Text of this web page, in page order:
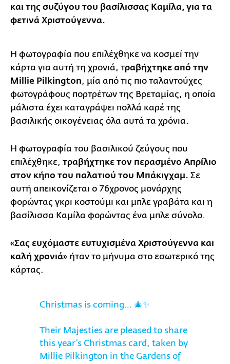
και της συζύγου του βασίλισσας Καμίλα, για τα
φετινά Χριστούγεννα.
Η φωτογραφία που επιλέχθηκε να κοσμεί την
κάρτα για αυτή τη χρονιά, τραβήχτηκε από την
Millie Pilkington, μία από τις πιο ταλαντούχες
φωτογράφους πορτρέτων της Βρεταμίας, η οποία
μάλιστα έχει καταγράψει πολλά καρέ της
βασιλικής οικογένειας όλα αυτά τα χρόνια.
Η φωτογραφία του βασιλικού ζεύγους που
επιλέχθηκε, τραβήχτηκε τον περασμένο Απρίλιο
στον κήπο του παλατιού του Μπάκιγχαμ. Σε
αυτή απεικονίζεται ο 76χρονος μονάρχης
φορώντας γκρι κοστούμι και μπλε γραβάτα και η
βασίλισσα Καμίλα φορώντας ένα μπλε σύνολο.
«Σας ευχόμαστε ευτυχισμένα Χριστούγεννα και
καλή χρονιά» ήταν το μήνυμα στο εσωτερικό της
κάρτας.
Christmas is coming… 🎄✨
Their Majesties are pleased to share
this year’s Christmas card, taken by
Millie Pilkington in the Gardens of